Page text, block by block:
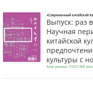
«Современный китайский
Выпуск: раз
Научная
китайской
культуры с
База данных: CSSCI AMI